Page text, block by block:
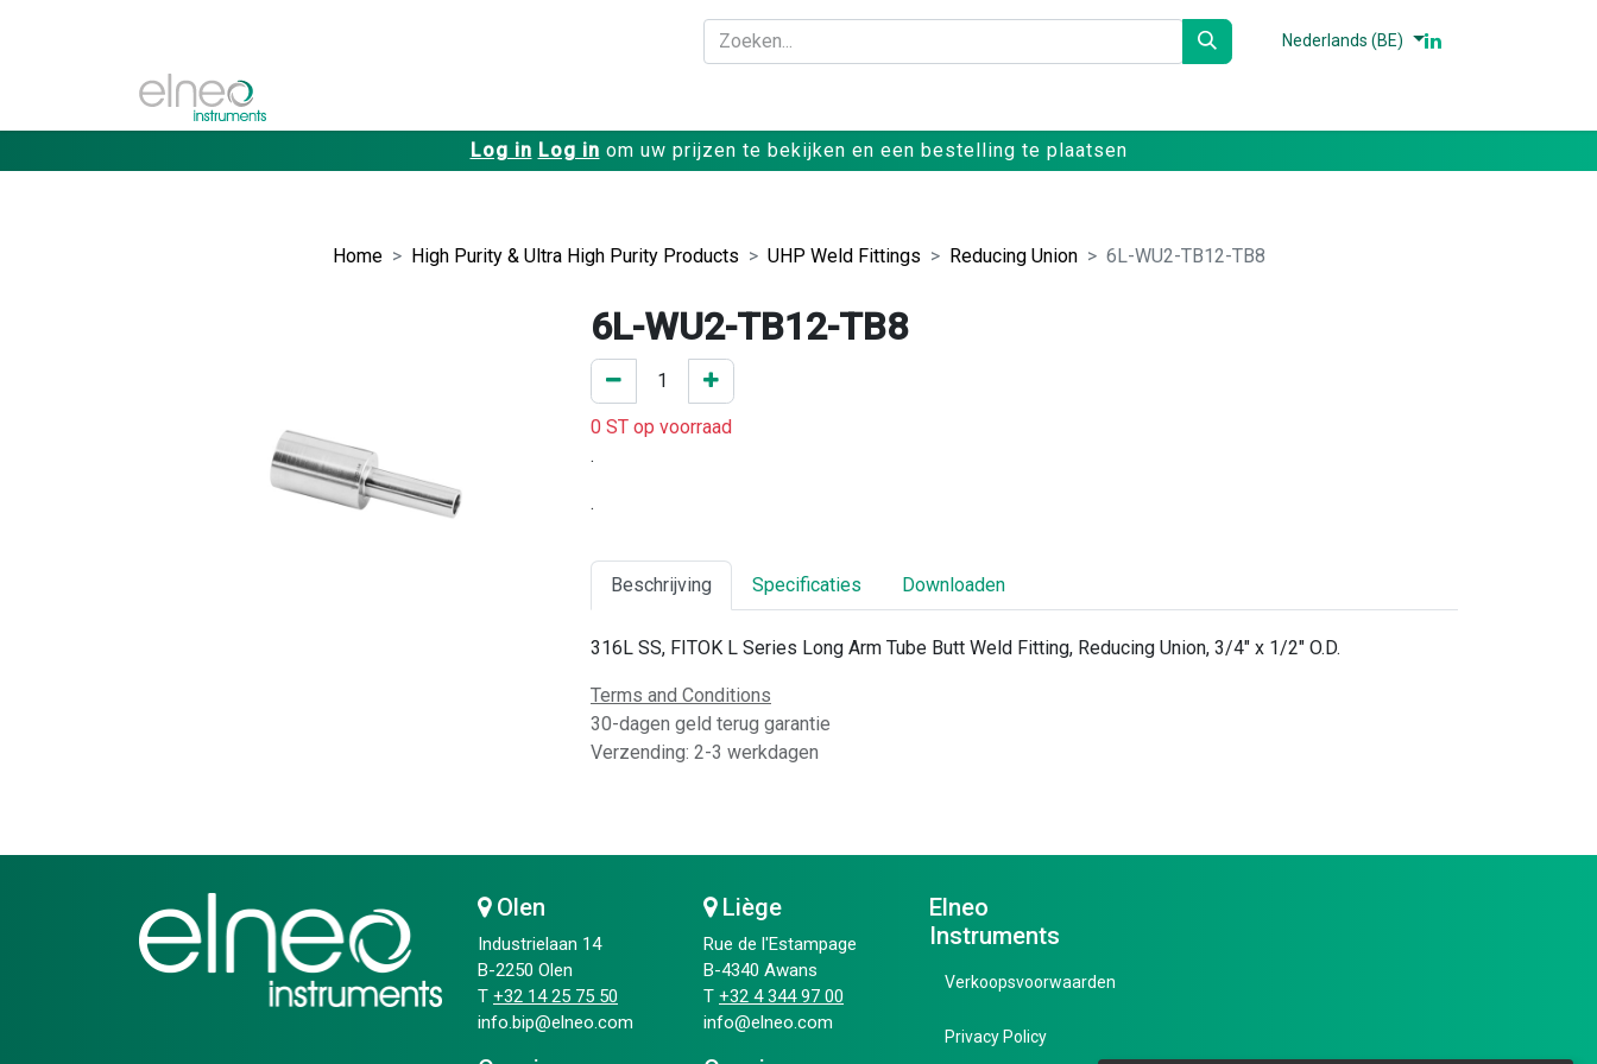
Nederlands (BE)
Log in Log in om uw prijzen te bekijken en een bestelling te plaatsen
Home High Purity & Ultra High Purity Products UHP Weld Fittings Reducing Union 6L-WU2-TB12-TB8
6L-WU2-TB12-TB8
0 ST op voorraad
.
.
Beschrijving Specificaties Downloaden
316L SS, FITOK L Series Long Arm Tube Butt Weld Fitting, Reducing Union, 3/4" x 1/2" O.D.
Terms and Conditions
30-dagen geld terug garantie
Verzending: 2-3 werkdagen
Olen
Industrielaan 14
B-2250 Olen
T +32 14 25 75 50​
info.bip@elneo.com
Liège
Rue de l'Estampage
B-4340 Awans
T +32 4 344 97 00​
info@elneo.com
Elneo
Instruments
Verkoopsvoorwaarden
Privacy Policy